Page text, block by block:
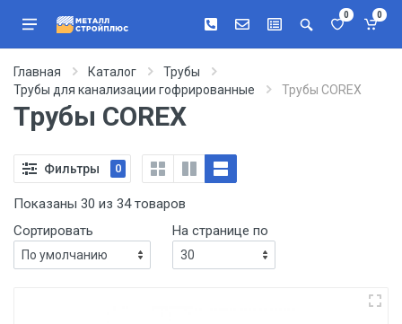
0 0
Главная Каталог
Трубы
Трубы для канализации гофрированные
Трубы COREX
Трубы COREX
Фильтры 0
Показаны 30 из 34 товаров
Сортировать
На странице по